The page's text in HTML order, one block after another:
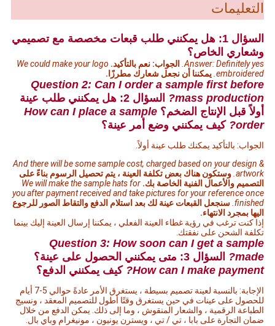
التعليمات
السؤال 1: هل يمكنني طلب قبعات مخصصة مع تصميمي
وشعاري الخاص؟
Answer: Definitely yes. الجواب: نعم بالتأكيد. We could make your logo
embroidered. يمكننا أن نجعل شعارك مطرزًا.
Question 2: Can I order a sample first before
mass production?
السؤال 2: هل يمكنني طلب عينة
أولاً قبل الإنتاج الضخم؟ How can I place a sample
order?
كيف يمكنني وضع أمر عينة؟
الجواب: بالتأكيد يمكنك طلب عينة أولاً.
And there will be some sample cost, charged based on your design &
artwork. وستكون هناك بعض تكلفة العينة ، يتم تحصيل الرسوم بناءً على
التصميم والأعمال الفنية الخاصة بك. We will make the sample hats for
you after payment received and take pictures for your reference once
finished. سنجعل القبعات عينة لك بعد استلام الدفع والتقاط الصور للرجوع
اليها بمجرد الانتهاء.
إذا كنت ترغب في رؤية غطاء العينة الفعلي ، يمكننا إرسال العينة إليك بينما
تكلفة الشحن على نفقتك.
Question 3: How soon can I get a sample
made?
السؤال 3: متى يمكنني الحصول على عينة؟
How can I make payment?
كيف يمكنني الدفع؟
الإجابة: بالنسبة لعينة تصميم بسيطة ، يستغرق الأمر عادةً حوالي 5-7 أيام
للحصول على عينات في حين يستغرق وقتًا أطول للتصميم المعقد ، ونسيج
الطباعة الرقمية ، والشعار المنقوش ، وما إلى ذلك. يمكن الدفع من خلال
ضمان التجارة على بابا ، تي / تي ، ويسترن يونيون ، مونيغرام وباي بال.